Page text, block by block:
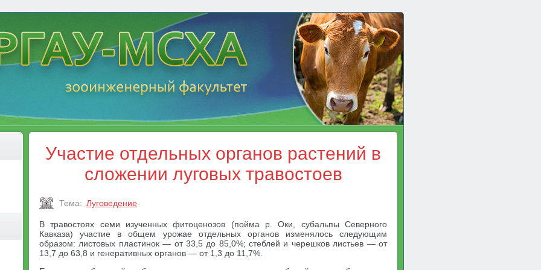
Участие отдельных органов растений в
сложении луговых травостоев
Тема: Луговедение
В травостоях семи изученных фитоценозов (пойма р. Оки, субальпы Северного
Кавказа) участие в общем урожае отдельных органов изменялось следующим
образом: листовых пластинок — от 33,5 до 85,0%; стеблей и черешков листьев — от
13,7 до 63,8 и генеративных органов — от 1,3 до 11,7%.